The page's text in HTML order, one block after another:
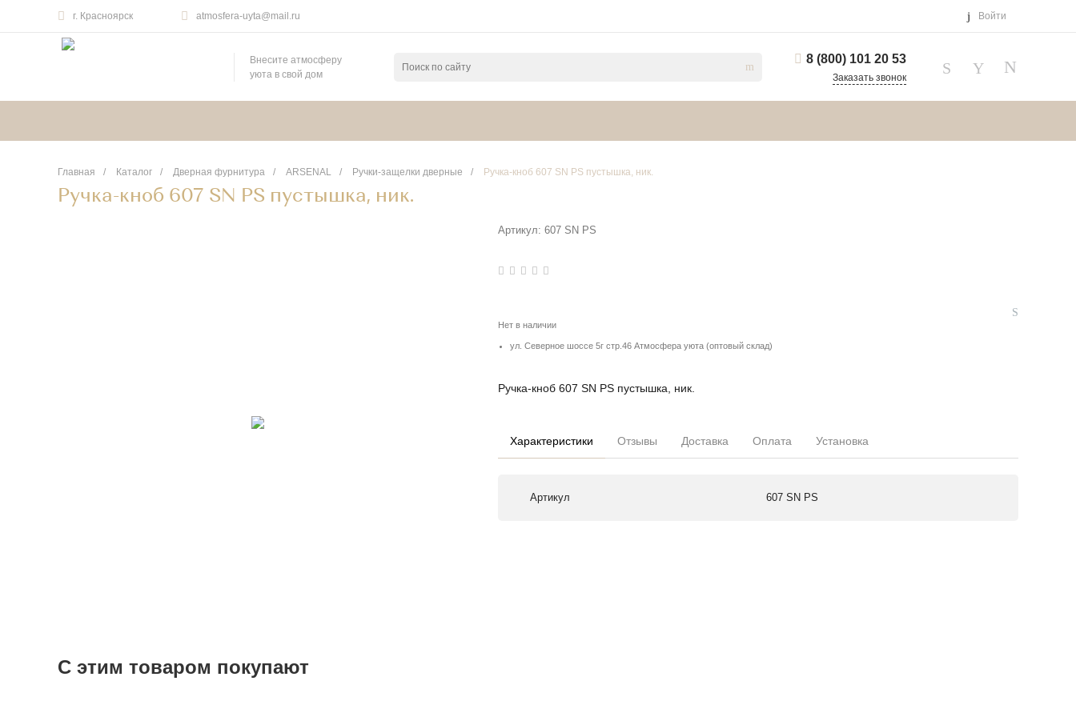
г. Красноярск atmosfera-uyta@mail.ru Войти
Внесите атмосферу
уюта в свой дом
8 (800) 101 20 53
Заказать звонок
Главная / Каталог / Дверная фурнитура / ARSENAL / Ручки-защелки дверные / Ручка-кноб 607 SN PS пустышка, ник.
Ручка-кноб 607 SN PS пустышка, ник.
Артикул: 607 SN PS
Нет в наличии
ул. Северное шоссе 5г стр.46 Атмосфера уюта (оптовый склад)
Ручка-кноб 607 SN PS пустышка, ник.
Характеристики Отзывы Доставка Оплата Установка
Артикул 607 SN PS
С этим товаром покупают